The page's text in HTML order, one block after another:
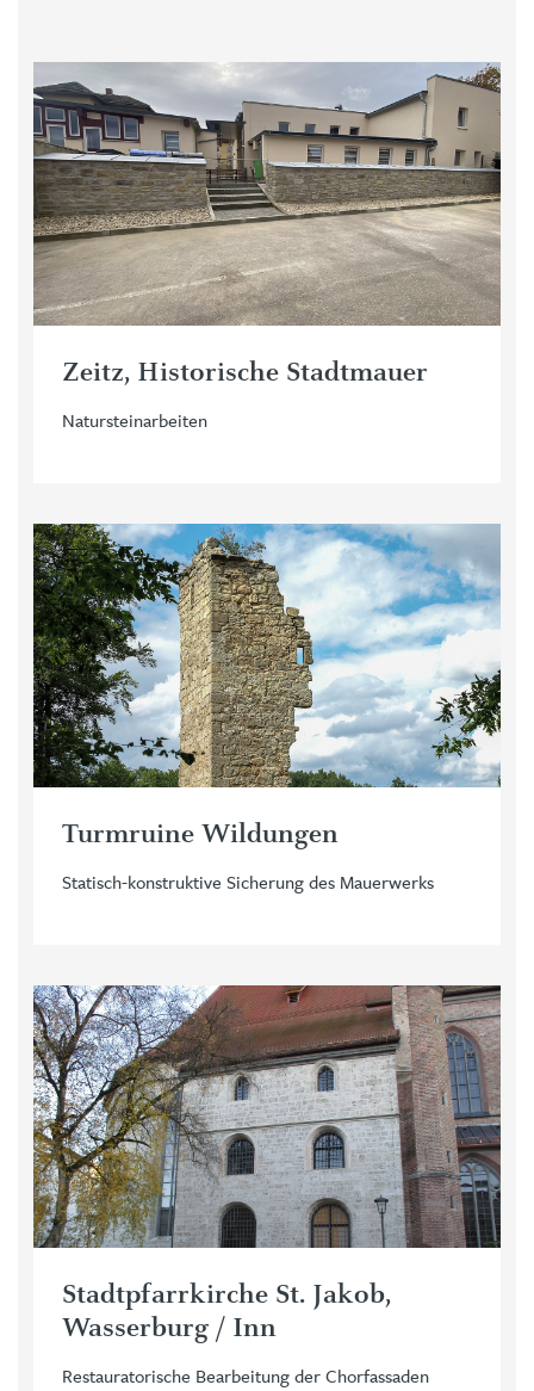
Zeitz, Historische Stadtmauer
Natursteinarbeiten
Turmruine Wildungen
Statisch-konstruktive Sicherung des Mauerwerks
Stadtpfarrkirche St. Jakob,
Wasserburg / Inn
Restauratorische Bearbeitung der Chorfassaden